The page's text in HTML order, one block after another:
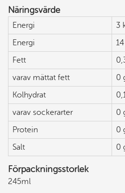
Näringsvärde
Energi
3
Energi
Fett
varav mättat fett
0
Kolhydrat
varav sockerarter
0
Protein
0
Salt
0
Förpackningsstorlek
245ml